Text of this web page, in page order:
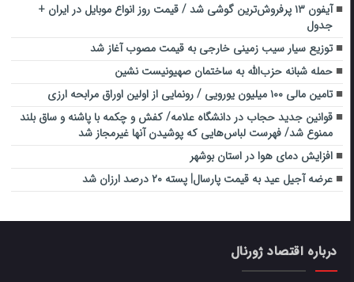
آیفون ۱۳ پرفروش‌ترین گوشی شد / قیمت روز انواع موبایل در ایران +
جدول
توزیع سیار سیب زمینی خارجی به قیمت مصوب آغاز شد
حمله شبانه حزب‌الله به ساختمان صهیونیست نشین
تامین مالی ۱۰۰ میلیون یورویی / رونمایی از اولین اوراق مرابحه ارزی
قوانین جدید حجاب در دانشگاه علامه/ کفش و چکمه با پاشنه و ساق بلند
ممنوع شد/ فهرست لباس‌هایی که پوشیدن آنها غیرمجاز شد
افزایش دمای هوا در استان بوشهر
عرضه آجیل عید به قیمت پارسال| پسته ۲۰ درصد ارزان شد
درباره اقتصاد ژورنال